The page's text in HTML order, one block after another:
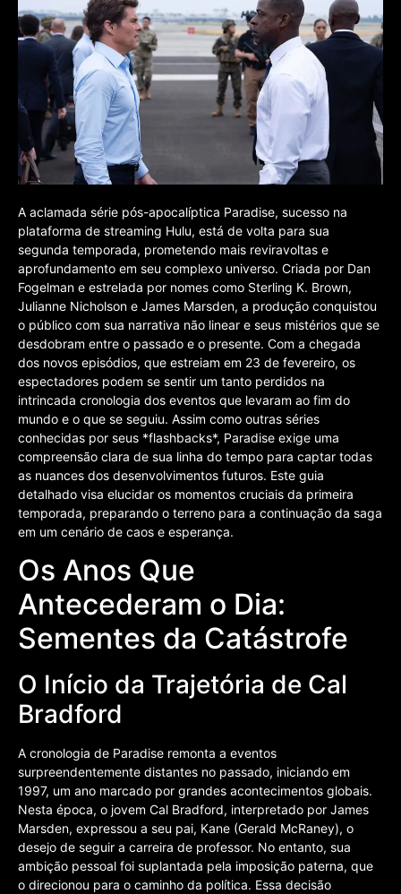
A aclamada série pós-apocalíptica Paradise, sucesso na
plataforma de streaming Hulu, está de volta para sua
segunda temporada, prometendo mais reviravoltas e
aprofundamento em seu complexo universo. Criada por Dan
Fogelman e estrelada por nomes como Sterling K. Brown,
Julianne Nicholson e James Marsden, a produção conquistou
o público com sua narrativa não linear e seus mistérios que se
desdobram entre o passado e o presente. Com a chegada
dos novos episódios, que estreiam em 23 de fevereiro, os
espectadores podem se sentir um tanto perdidos na
intrincada cronologia dos eventos que levaram ao fim do
mundo e o que se seguiu. Assim como outras séries
conhecidas por seus *flashbacks*, Paradise exige uma
compreensão clara de sua linha do tempo para captar todas
as nuances dos desenvolvimentos futuros. Este guia
detalhado visa elucidar os momentos cruciais da primeira
temporada, preparando o terreno para a continuação da saga
em um cenário de caos e esperança.
Os Anos Que
Antecederam o Dia:
Sementes da Catástrofe
O Início da Trajetória de Cal
Bradford
A cronologia de Paradise remonta a eventos
surpreendentemente distantes no passado, iniciando em
1997, um ano marcado por grandes acontecimentos globais.
Nesta época, o jovem Cal Bradford, interpretado por James
Marsden, expressou a seu pai, Kane (Gerald McRaney), o
desejo de seguir a carreira de professor. No entanto, sua
ambição pessoal foi suplantada pela imposição paterna, que
o direcionou para o caminho da política. Essa decisão